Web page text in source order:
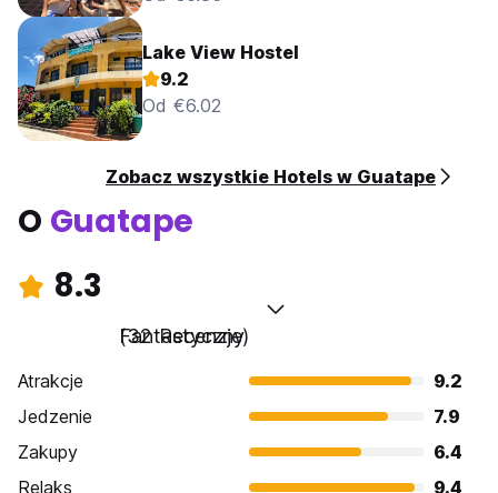
Lake View Hostel
9.2
Od €6.02
Zobacz wszystkie Hotels w Guatape
O Guatape
8.3
Fantastyczny
(32 Recenzje)
Atrakcje
9.2
Jedzenie
7.9
Zakupy
6.4
Relaks
9.4